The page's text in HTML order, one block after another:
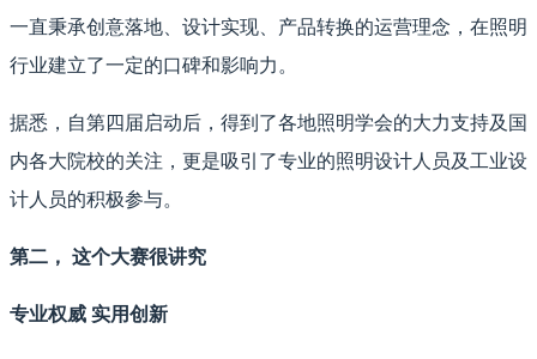
一直秉承创意落地、设计实现、产品转换的运营理念，在照明
行业建立了一定的口碑和影响力。
据悉，自第四届启动后，得到了各地照明学会的大力支持及国
内各大院校的关注，更是吸引了专业的照明设计人员及工业设
计人员的积极参与。
第二， 这个大赛很讲究
专业权威 实用创新